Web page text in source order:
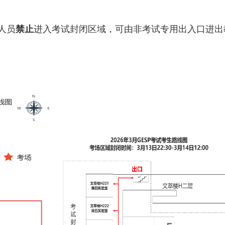
员禁止进入考试封闭区域，可由非考试专用出入口进